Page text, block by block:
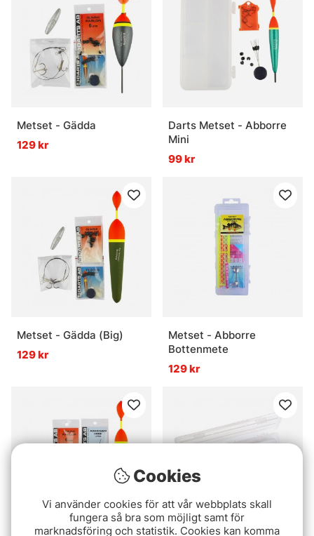
Metset - Gädda
129 kr
Darts Metset - Abborre
Mini
99 kr
Metset - Gädda (Big)
129 kr
Metset - Abborre
Bottenmete
129 kr
Cookies
Vi använder cookies för att vår webbplats skall
fungera så bra som möjligt samt för
marknadsföring och statistik. Cookies kan komma